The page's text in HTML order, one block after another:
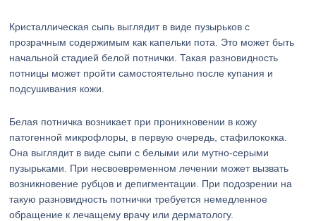
Кристаллическая сыпь выглядит в виде пузырьков с
прозрачным содержимым как капельки пота. Это может быть
начальной стадией белой потнички. Такая разновидность
потницы может пройти самостоятельно после купания и
подсушивания кожи.
Белая потничка возникает при проникновении в кожу
патогенной микрофлоры, в первую очередь, стафилококка.
Она выглядит в виде сыпи с белыми или мутно-серыми
пузырьками. При несвоевременном лечении может вызвать
возникновение рубцов и депигментации. При подозрении на
такую разновидность потнички требуется немедленное
обращение к лечащему врачу или дерматологу.